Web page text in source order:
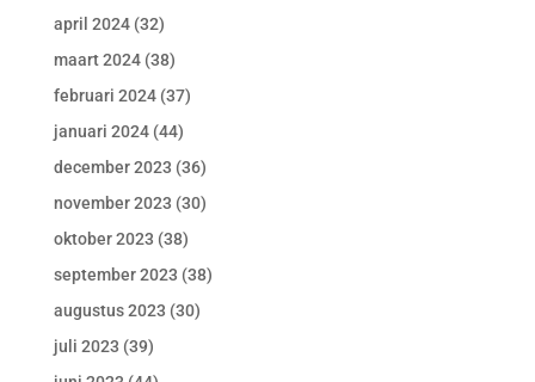
april 2024(32)
maart 2024(38)
februari 2024(37)
januari 2024(44)
december 2023 (36)
november 2023 (30)
oktober 2023 (38)
september 2023 (38)
augustus 2023 (30)
juli 2023 (39)